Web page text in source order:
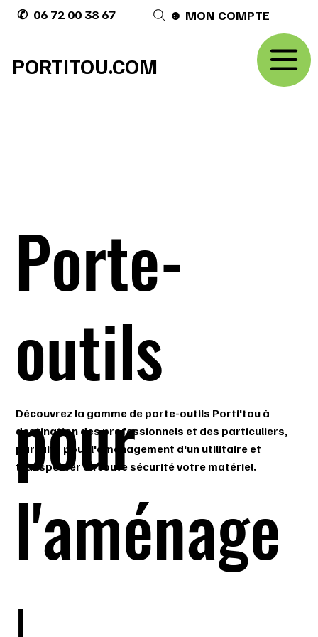
PORTITOU.COM
✆ 06 72 00 38 67 ☻ MON COMPTE
Porte-
outils
pour
l'aménage
Découvrez la gamme de porte-outils Porti'tou à
destination des professionnels et des particuliers,
parfaits pour l'aménagement d'un utilitaire et
transporter en toute sécurité votre matériel.